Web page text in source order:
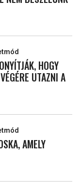
HOGY
UTAZNI A
AMELY